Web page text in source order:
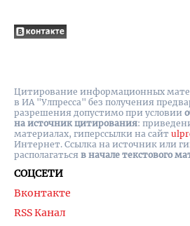
СОЦСЕТИ
Вконтакте
RSS Канал
Цитирование информационных
в ИА "Улпресса" без получения
разрешения допустимо при условии
на источник цитирования:
материалах, гиперссылки на cайт
Интернет. Ссылка на источник или
располагаться в начале текстового